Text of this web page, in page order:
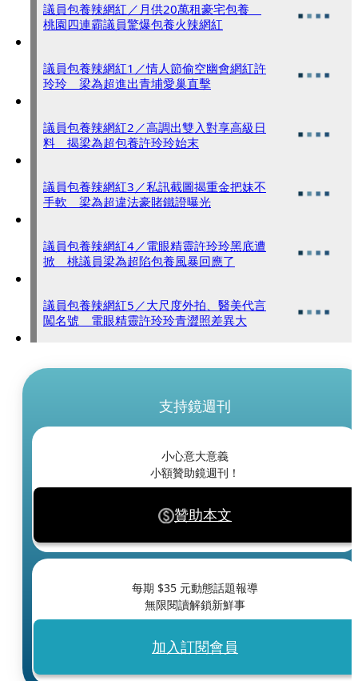
議員包養辣網紅／月供20萬租豪宅包養
桃園四連霸議員驚爆包養火辣網紅
議員包養辣網紅1／情人節偷空幽會網紅許
玲玲 梁為超進出青埔愛巢直擊
議員包養辣網紅2／高調出雙入對享高級日
料 揭梁為超包養許玲玲始末
議員包養辣網紅3／私訊截圖揭重金把妹不
手軟 梁為超違法豪賭鐵證曝光
議員包養辣網紅4／電眼精靈許玲玲黑底遭
掀 桃議員梁為超陷包養風暴回應了
議員包養辣網紅5／大尺度外拍、醫美代言
闖名號 電眼精靈許玲玲青澀照差異大
支持鏡週刊
小心意大意義
小額贊助鏡週刊！
贊助本文
每期 $35 元動態話題報導
無限閱讀解鎖新鮮事
加入訂閱會員